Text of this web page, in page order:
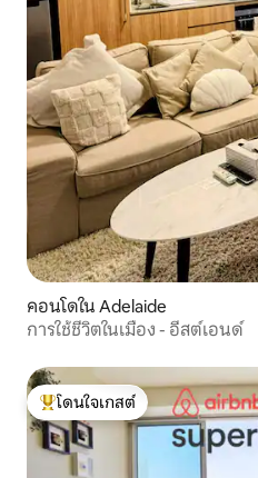
คอนโดใน Adelaide
การใช้ชีวิตในเมือง - อีสต์เอนด์
โดนใจเกสต์ที่สุด
โดนใจเกสต์